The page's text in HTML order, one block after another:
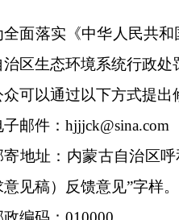
全面落实《中华人民共
区生态环境系统行政处
众可以通过以下方式提出
子邮件：hjjjck@sina.com
寄地址：内蒙古自治区
意见稿）反馈意见”字样。